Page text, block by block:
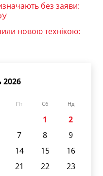
без заяви:
новою технікою:
2026
Пт Сб Нд
1
2
7 8
9
14 15
16
21 22
23